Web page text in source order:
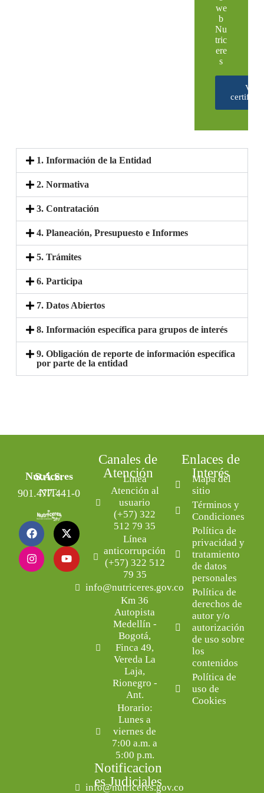
we
b
Nu
tric
ere
s
Ver
1. Información de la Entidad
2. Normativa
3. Contratación
4. Planeación, Presupuesto e Informes
5. Trámites
6. Participa
7. Datos Abiertos
8. Información específica para grupos de interés
9. Obligación de reporte de información específica
por parte de la entidad
Nutriceres S.A.S.
NIT: 901.477.441-0
Canales de
Atención
Línea
Atención al
usuario
(+57) 322
512 79 35
Línea
anticorrupción
(+57) 322 512
79 35
info@nutriceres.gov.co
Km 36
Autopista
Medellín -
Bogotá,
Finca 49,
Vereda La
Laja,
Rionegro -
Ant.
Horario:
Lunes a
viernes de
7:00 a.m. a
5:00 p.m.
Notificacion
es Judiciales
info@nutriceres.gov.co
Enlaces de
Interés
Mapa del
sitio
Términos y
Condiciones
Política de
privacidad y
tratamiento
de datos
personales
Política de
derechos de
autor y/o
autorización
de uso sobre
los
contenidos
Política de
uso de
Cookies